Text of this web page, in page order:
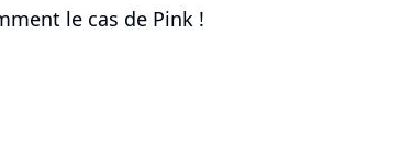
le cas de Pink !